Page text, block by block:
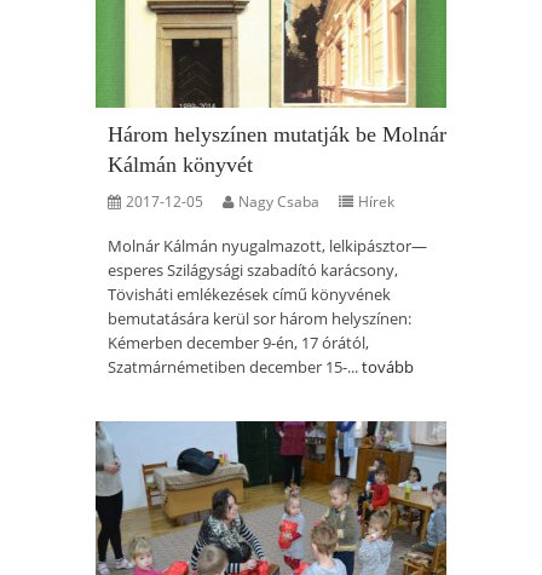
Három helyszínen mutatják be Molnár
Kálmán könyvét
2017-12-05 Nagy Csaba Hírek
Molnár Kálmán nyugalmazott, lelkipásztor—
esperes Szilágysági szabadító karácsony,
Tövisháti emlékezések című könyvének
bemutatására kerül sor három helyszínen:
Kémerben december 9-én, 17 órától,
Szatmárnémetiben december 15-...tovább